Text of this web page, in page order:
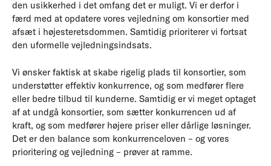
den usikkerhed i det omfang det er muligt. Vi er derfor i
færd med at opdatere vores vejledning om konsortier med
afsæt i højesteretsdommen. Samtidig prioriterer vi fortsat
den uformelle vejledningsindsats.
Vi ønsker faktisk at skabe rigelig plads til konsortier, som
understøtter effektiv konkurrence, og som medfører flere
eller bedre tilbud til kunderne. Samtidig er vi meget optaget
af at undgå konsortier, som sætter konkurrencen ud af
kraft, og som medfører højere priser eller dårlige løsninger.
Det er den balance som konkurrenceloven – og vores
prioritering og vejledning – prøver at ramme.